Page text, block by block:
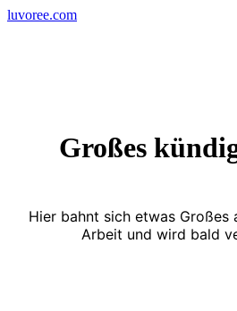
Skip
luvoree.com
Großes
Hier bahnt sich etwas Großes
Arbeit und wird bald